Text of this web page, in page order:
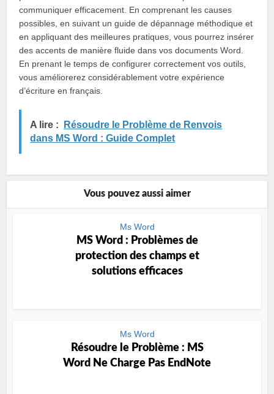
communiquer efficacement. En comprenant les causes
possibles, en suivant un guide de dépannage méthodique et
en appliquant des meilleures pratiques, vous pourrez insérer
des accents de manière fluide dans vos documents Word.
En prenant le temps de configurer correctement vos outils,
vous améliorerez considérablement votre expérience
d’écriture en français.
A lire :
Résoudre le Problème de Renvois
dans MS Word : Guide Complet
Vous pouvez aussi aimer
Ms Word
MS Word : Problèmes de
protection des champs et
solutions efficaces
Ms Word
Résoudre le Problème : MS
Word Ne Charge Pas EndNote